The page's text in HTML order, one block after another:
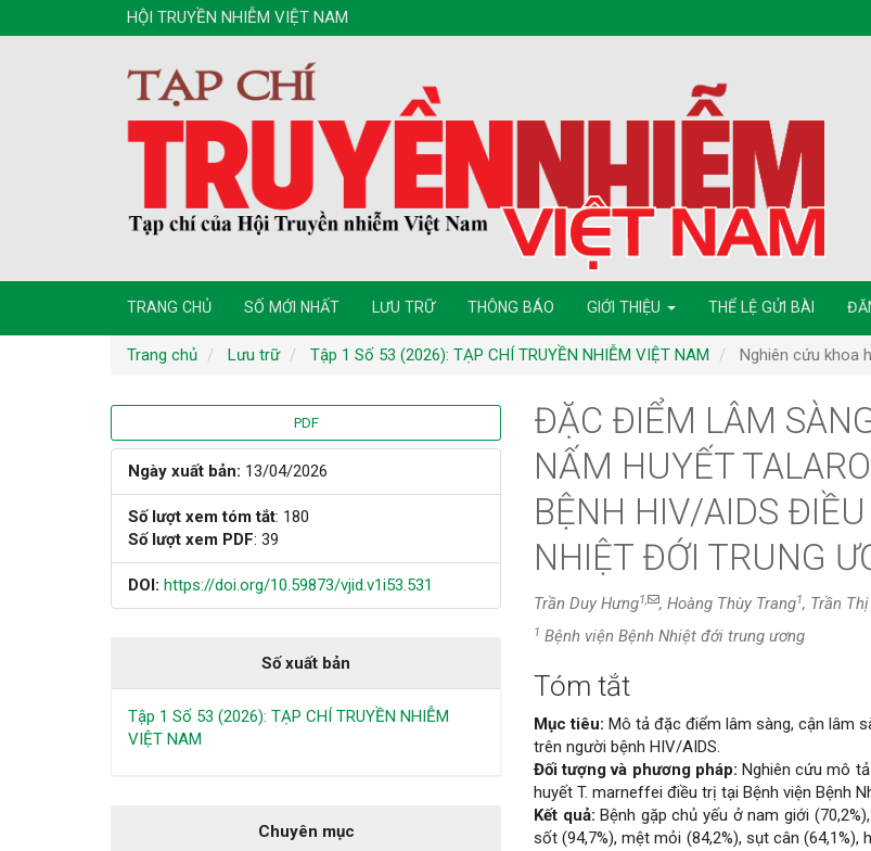
hướng
HỘI TRUYỀN NHIỄM VIỆT NAM
TRANG CHỦ SỐ MỚI NHẤT LƯU TRỮ THÔNG BÁO GIỚI THIỆU THỂ LỆ GỬI BÀI
Trang chủ Lưu trữ Tập 1 Số 53 (2026): TẠP CHÍ TRUYỀN NHIỄM VIỆT NAM Nghiên cứu khoa
Thanh
bên
bài
viết
PDF
Ngày xuất bản: 13/04/2026
Số lượt xem tóm tắt: 180
Số lượt xem PDF: 39
DOI: https://doi.org/10.59873/vjid.v1i53.531
Số xuất bản
Tập 1 Số 53 (2026): TẠP CHÍ TRUYỀN NHIỄM
VIỆT NAM
Chuyên mục
ĐẶC ĐIỂM LÂM
NẤM HUYẾT
BỆNH HIV/AIDS
NHIỆT ĐỚI TRUNG
Trần Duy Hưng1, , Hoàng Thùy Trang1, Trần
1 Bệnh viện Bệnh Nhiệt đới trung ương
Nội
dung
chính
của
Tóm tắt
Mục tiêu: Mô tả đặc điểm lâm sàng, cận lâm
trên người bệnh HIV/AIDS.
Đối tượng và phương pháp: Nghiên cứu mô
huyết T. marneffei điều trị tại Bệnh viện Bệnh
Kết quả: Bệnh gặp chủ yếu ở nam giới
sốt (94,7%), mệt mỏi (84,2%), sụt cân